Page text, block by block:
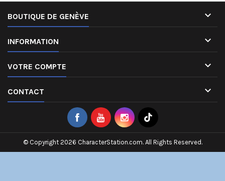
BOUTIQUE DE GENÈVE 
INFORMATION 
VOTRE COMPTE 
CONTACT 
© Copyright 2026 CharacterStation.com. All Rights Reserved.